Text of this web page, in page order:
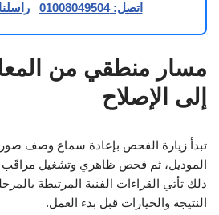
اتصل: 01008049504
مسار منطقي من
إلى الإصلاح
تبدأ زيارة الفحص بإعادة سماع وصف
الموديل، ثم فحص ظاهري وتشغيل مراقَب
ذلك تأتي القراءات الفنية المرتبطة
النتيجة والخيارات قبل بدء العمل.